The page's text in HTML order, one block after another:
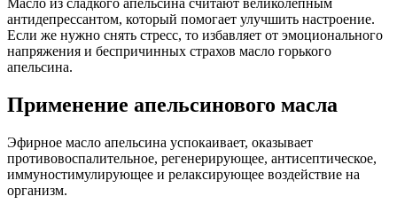
Масло из сладкого апельсина считают великолепным
антидепрессантом, который помогает улучшить настроение.
Если же нужно снять стресс, то избавляет от эмоционального
напряжения и беспричинных страхов масло горького
апельсина.
Применение апельсинового масла
Эфирное масло апельсина успокаивает, оказывает
противовоспалительное, регенерирующее, антисептическое,
иммуностимулирующее и релаксирующее воздействие на
организм.